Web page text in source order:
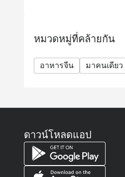
หมวดหมู่ที่คล้ายกัน
อาหารจีน มาคนเดียว
ดาวน์โหลดแอป